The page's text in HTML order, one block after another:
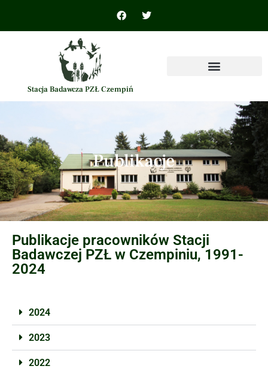
Stacja Badawcza PZŁ Czempiń
Publikacje
Publikacje pracowników Stacji
Badawczej PZŁ w Czempiniu, 1991-
2024
2024
2023
2022